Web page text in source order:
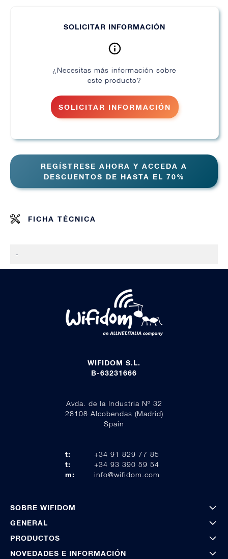
SOLICITAR INFORMACIÓN
¿Necesitas más información sobre
este producto?
SOLICITAR INFORMACIÓN
REGÍSTRESE AHORA Y ACCEDA A
DESCUENTOS DE HASTA EL 70%
FICHA TÉCNICA
-
WIFIDOM S.L.
B-63231666
Avda. de la Industria Nº 32
28108 Alcobendas (Madrid)
Spain
t:
+34 91 829 77 85
t:
+34 93 390 59 54
m:
info@wifidom.com
SOBRE WIFIDOM
GENERAL
PRODUCTOS
NOVEDADES E INFORMACIÓN